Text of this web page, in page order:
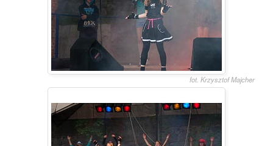
fot. Krzysztof Majcher